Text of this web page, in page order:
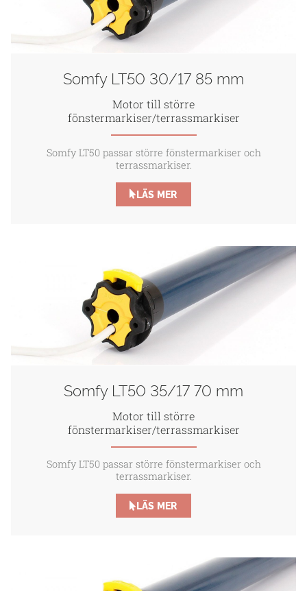
Somfy LT50 30/17 85 mm
Motor till större
fönstermarkiser/terrassmarkiser
Somfy LT50 passar större fönstermarkiser och
terrassmarkiser.
LÄS MER
Somfy LT50 35/17 70 mm
Motor till större
fönstermarkiser/terrassmarkiser
Somfy LT50 passar större fönstermarkiser och
terrassmarkiser.
LÄS MER